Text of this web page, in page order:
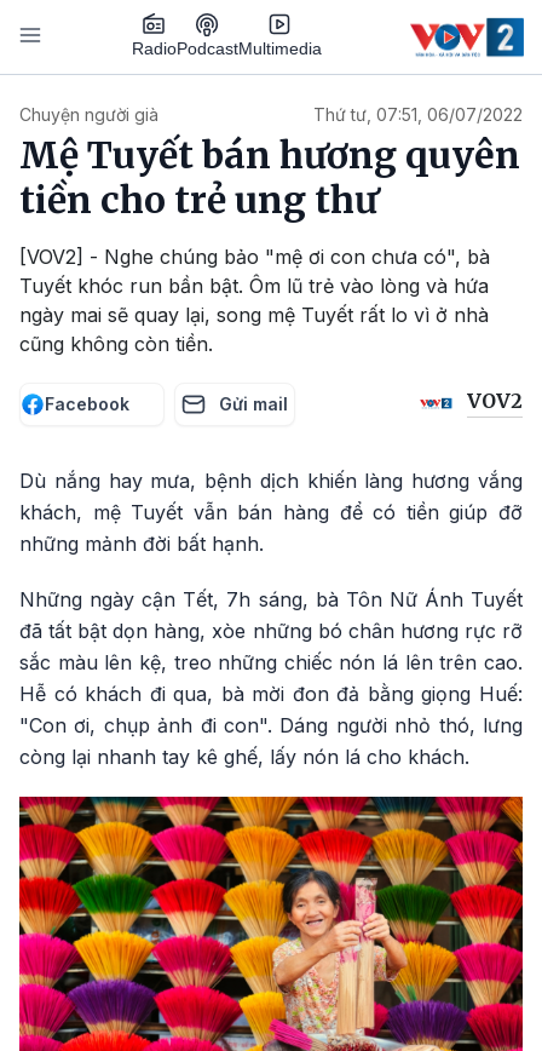
Nhảy đến nội dung
RadioPodcastMultimedia
Chuyện người già Thứ tư, 07:51, 06/07/2022
Mệ Tuyết bán hương quyên
tiền cho trẻ ung thư
[VOV2] - Nghe chúng bảo "mệ ơi con chưa có", bà
Tuyết khóc run bần bật. Ôm lũ trẻ vào lòng và hứa
ngày mai sẽ quay lại, song mệ Tuyết rất lo vì ở nhà
cũng không còn tiền.
Facebook Gửi mail VOV2
Dù nắng hay mưa, bệnh dịch khiến làng hương vắng
khách, mệ Tuyết vẫn bán hàng để có tiền giúp đỡ
những mảnh đời bất hạnh.
Những ngày cận Tết, 7h sáng, bà Tôn Nữ Ánh Tuyết
đã tất bật dọn hàng, xòe những bó chân hương rực rỡ
sắc màu lên kệ, treo những chiếc nón lá lên trên cao.
Hễ có khách đi qua, bà mời đon đả bằng giọng Huế:
"Con ơi, chụp ảnh đi con". Dáng người nhỏ thó, lưng
còng lại nhanh tay kê ghế, lấy nón lá cho khách.